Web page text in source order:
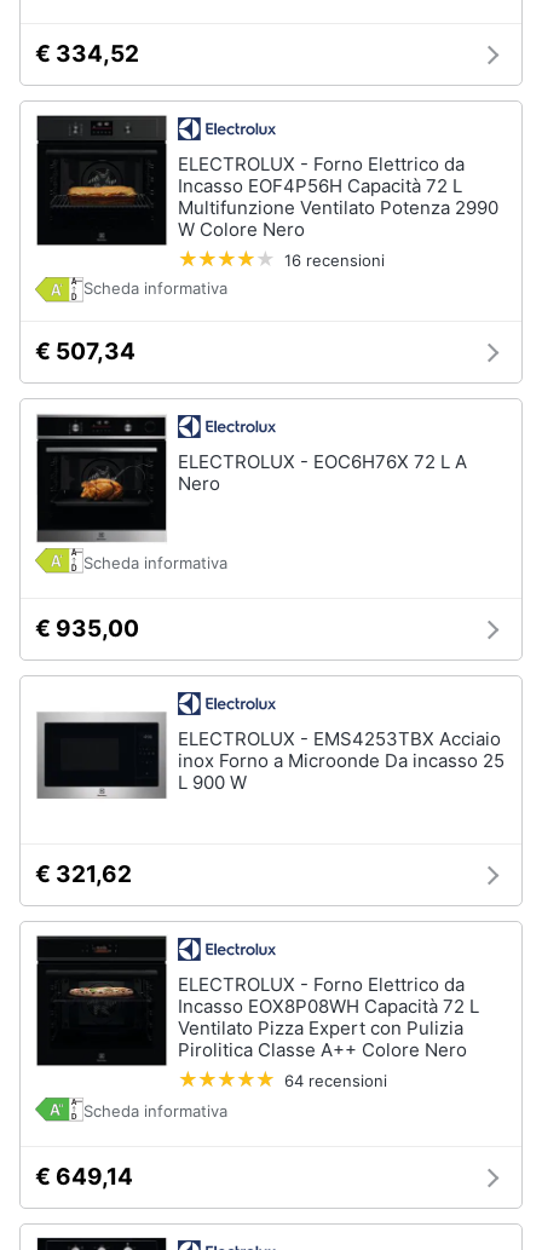
€ 334,52
ELECTROLUX - Forno Elettrico da
Incasso EOF4P56H Capacità 72 L
Multifunzione Ventilato Potenza 2990
W Colore Nero
16 recensioni
Scheda informativa
€ 507,34
ELECTROLUX - EOC6H76X 72 L A
Nero
Scheda informativa
€ 935,00
ELECTROLUX - EMS4253TBX Acciaio
inox Forno a Microonde Da incasso 25
L 900 W
€ 321,62
ELECTROLUX - Forno Elettrico da
Incasso EOX8P08WH Capacità 72 L
Ventilato Pizza Expert con Pulizia
Pirolitica Classe A++ Colore Nero
64 recensioni
Scheda informativa
€ 649,14